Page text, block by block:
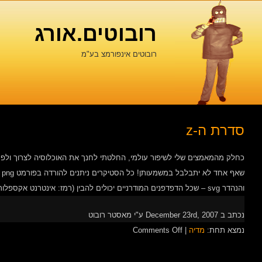
רובוטים.אורג
רובוטים אינפורמצ בע"מ
סדרת ה-z
כחלק מהמאמצים שלי לשיפור עולמי, החלטתי לחנך את האוכלוסיה לצרוך
והנהדר svg – שכל הדפדפנים המודרניים יכולים להבין (רמז: אינטרנט אקספלורר הוא לא מודרני). ניתן להוריד זבל בצורת […]
נכתב ב December 23rd, 2007 ע"י מאסטר רובוט
נמצא תחת: מדיה Comments Off
on